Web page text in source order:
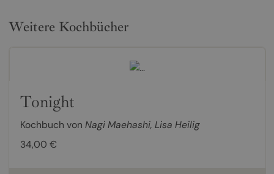
Weitere Kochbücher
Tonight
Kochbuch von Nagi Maehashi, Lisa Heilig
34,00 €